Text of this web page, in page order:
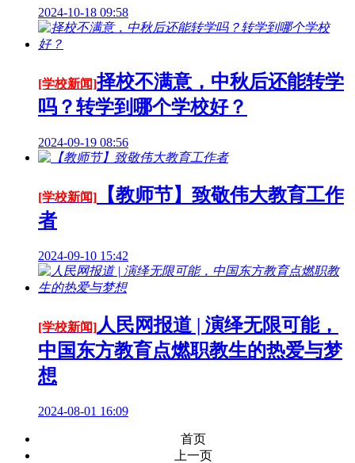
2024-10-18 09:58
[学校新闻]择校不满意，中秋后还能转学
吗？转学到哪个学校好？
2024-09-19 08:56
[学校新闻]
【教师节】致敬伟大教育工作
者
2024-09-10 15:42
[学校新闻] 人民网报道 | 演绎无限可能，
中国东方教育点燃职教生的热爱与梦
想
2024-08-01 16:09
首页
上一页